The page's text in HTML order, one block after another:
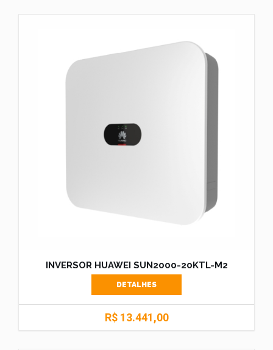
INVERSOR HUAWEI SUN2000-20KTL-M2
DETALHES
R$ 13.441,00